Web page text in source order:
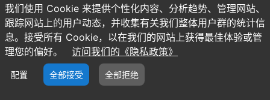
我们使用 Cookie 来提供个性化内容、分析趋势、管理网站、
跟踪网站上的用户动态，并收集有关我们整体用户群的统计信
息。接受所有 Cookie，以在我们的网站上获得最佳体验或管
理您的偏好。
访问我们的《隐私政策》
配置 全部接受 全部拒绝